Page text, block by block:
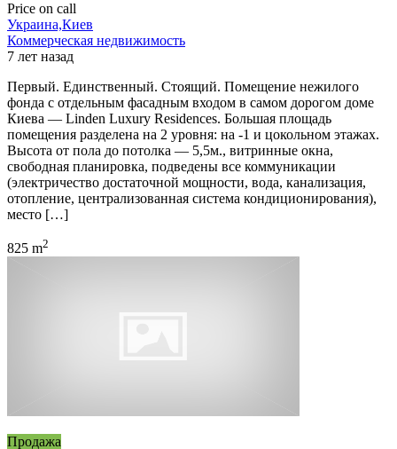
Price on call
Украина,Киев
Коммерческая недвижимость
7 лет назад
Первый. Единственный. Стоящий. Помещение нежилого
фонда с отдельным фасадным входом в самом дорогом доме
Киева — Linden Luxury Residences. Большая площадь
помещения разделена на 2 уровня: на -1 и цокольном этажах.
Высота от пола до потолка — 5,5м., витринные окна,
свободная планировка, подведены все коммуникации
(электричество достаточной мощности, вода, канализация,
отопление, централизованная система кондиционирования),
место […]
825 m2
Продажа